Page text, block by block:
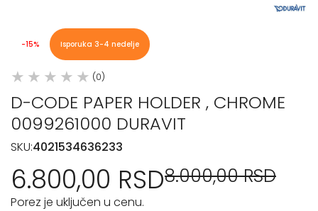
-15% Isporuka 3-4 nedelje
(0)
D-CODE PAPER HOLDER , CHROME
0099261000 DURAVIT
SKU:4021534636233
6.800,00 RSD8.000,00 RSD
Porez je uključen u cenu.